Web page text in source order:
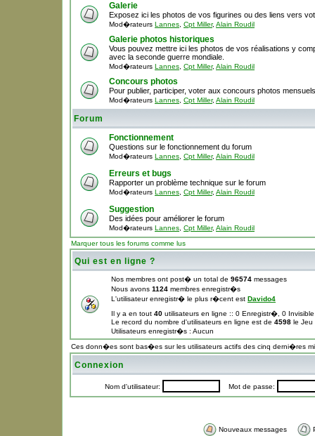
Galerie
Exposez ici les photos de vos figurines ou des liens vers
Mod�rateurs Lannes Cpt Miller, Alain Roudil
Galerie photos historiques
Vous pouvez mettre ici les photos de vos réalisations y
avec la seconde guerre mondiale.
Mod�rateurs Lannes Cpt Miller, Alain Roudil
Concours photos
Pour publier, participer, voter aux concours photos mensuels
Mod�rateurs Lannes Cpt Miller, Alain Roudil
Forum
Fonctionnement
Questions sur le fonctionnement du forum
Mod�rateurs Lannes Cpt Miller, Alain Roudil
Erreurs et bugs
Rapporter un problème technique sur le forum
Mod�rateurs Lannes Cpt Miller, Alain Roudil
Suggestion
Des idées pour améliorer le forum
Mod�rateurs Lannes Cpt Miller, Alain Roudil
Marquer tous les forums comme lus
Qui est en ligne ?
Nos membres ont post� un total de 96574 messages
Nous avons 1124 membres enregistr�s
L'utilisateur enregistr� le plus r�cent est Davido4
Il y a en tout 40 utilisateurs en ligne :: 0 Enregistr�, 0
Le record du nombre d'utilisateurs en ligne est de 4598 le Jeu
Utilisateurs enregistr�s : Aucun
Ces donn�es sont bas�es sur les utilisateurs actifs des cinq derni�res
Connexion
Nom d'utilisateur: Mot de passe:
Nouveaux messages